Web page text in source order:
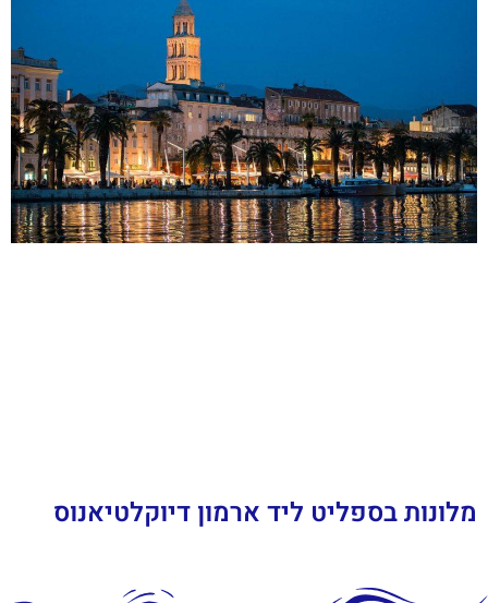
מלונות בספליט ליד ארמון דיוקלטיאנוס